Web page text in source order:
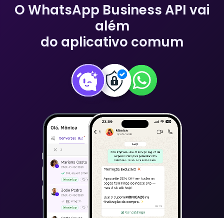
O WhatsApp Business API vai
além
do aplicativo comum